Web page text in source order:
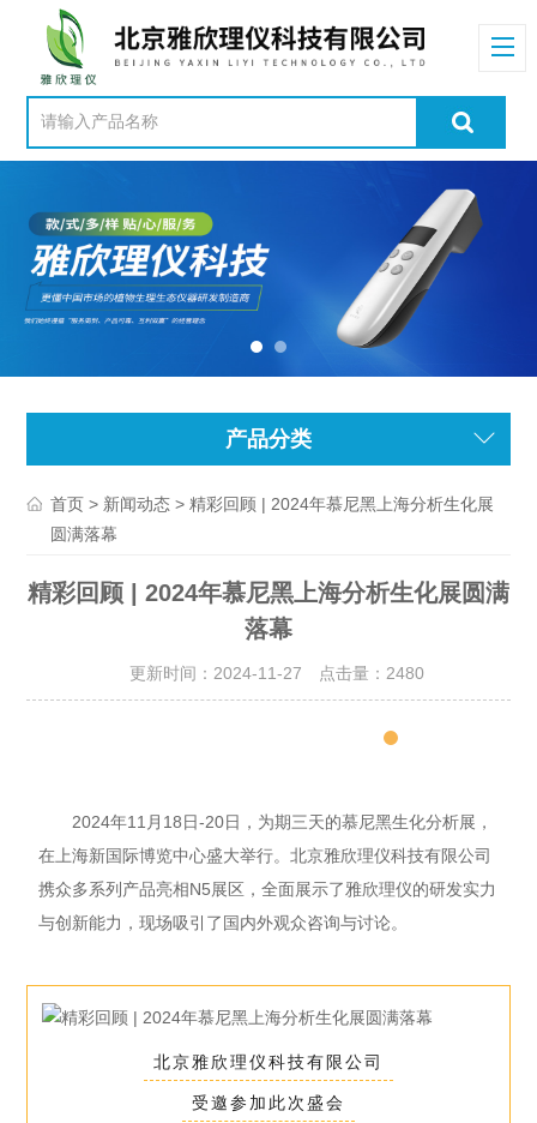
产品分类
首页 > 新闻动态 > 精彩回顾 | 2024年慕尼黑上海分析生化展
圆满落幕
精彩回顾 | 2024年慕尼黑上海分析生化展圆满
落幕
更新时间：2024-11-27 点击量： 2480
2024年11月18日-20日，为期三天的慕尼黑生化分析展，
在上海新国际博览中心盛大举行。北京雅欣理仪科技有限公司
携众多系列产品亮相N5展区，全面展示了雅欣理仪的研发实力
与创新能力，现场吸引了国内外观众咨询与讨论。
北京雅欣理仪科技有限公司
受邀参加此次盛会